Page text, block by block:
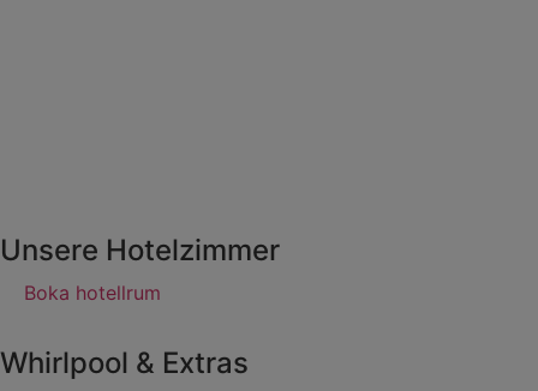
Unsere Hotelzimmer
Boka hotellrum
Whirlpool & Extras